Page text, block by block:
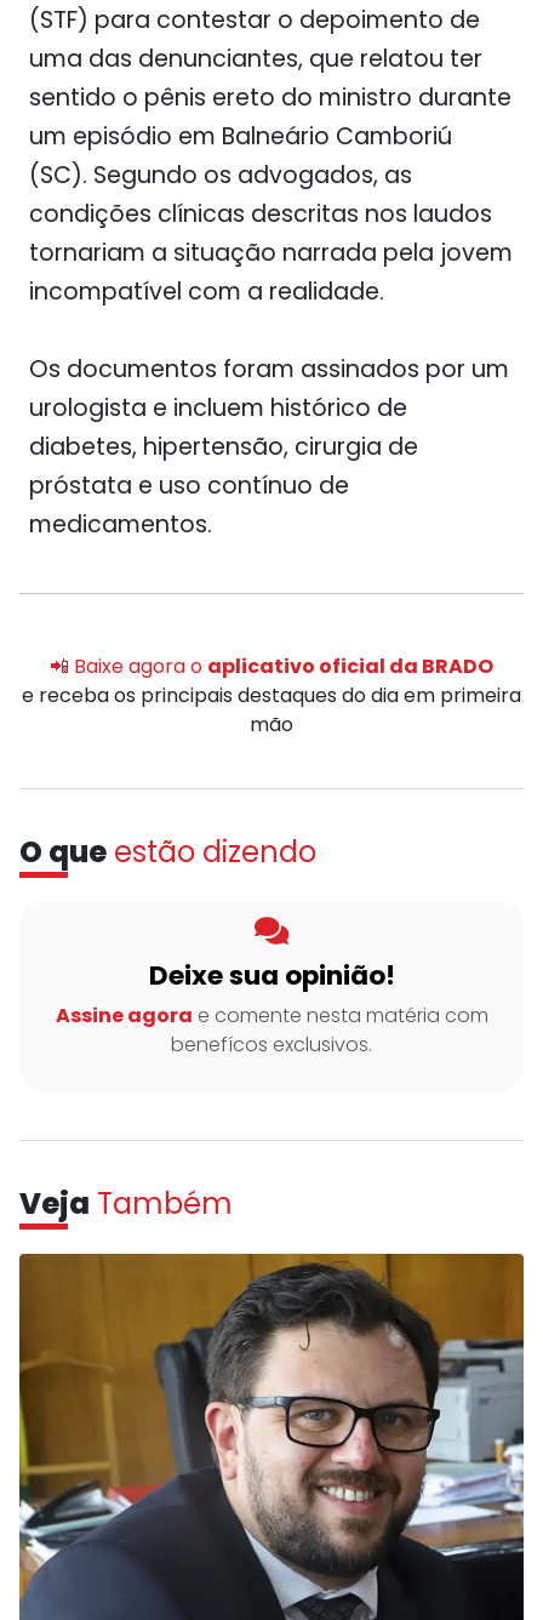
(STF) para contestar o depoimento de
uma das denunciantes, que relatou ter
sentido o pênis ereto do ministro durante
um episódio em Balneário Camboriú
(SC). Segundo os advogados, as
condições clínicas descritas nos laudos
tornariam a situação narrada pela jovem
incompatível com a realidade.
Os documentos foram assinados por um
urologista e incluem histórico de
diabetes, hipertensão, cirurgia de
próstata e uso contínuo de
medicamentos.
📲 Baixe agora o aplicativo oficial da BRADO
e receba os principais destaques do dia em primeira
mão
O que estão dizendo
Deixe sua opinião!
Assine agora e comente nesta matéria com
benefícos exclusivos.
Veja Também